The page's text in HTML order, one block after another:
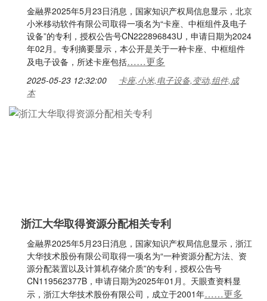
金融界2025年5月23日消息，国家知识产权局信息显示，北京
小米移动软件有限公司取得一项名为“卡座、中框组件及电子
设备”的专利，授权公告号CN222896843U，申请日期为2024
年02月。专利摘要显示，本公开是关于一种卡座、中框组件
及电子设备，所述卡座包括……更多
2025-05-23 12:32:00
卡座,小米,电子设备,变动,组件,成
本
浙江大华取得资源分配相关专利
金融界2025年5月23日消息，国家知识产权局信息显示，浙江
大华技术股份有限公司取得一项名为“一种资源分配方法、资
源分配装置以及计算机存储介质”的专利，授权公告号
CN119562377B，申请日期为2025年01月。天眼查资料显
示，浙江大华技术股份有限公司，成立于2001年……更多